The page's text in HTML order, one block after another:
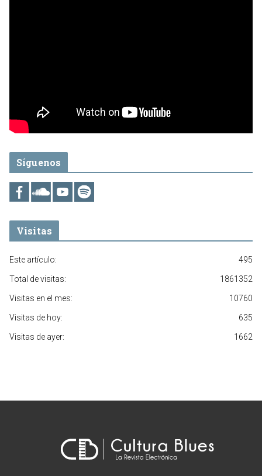
Síguenos
Visitas
495
Este artículo:
1861352
Total de visitas:
10760
Visitas en el mes:
635
Visitas de hoy:
1662
Visitas de ayer: